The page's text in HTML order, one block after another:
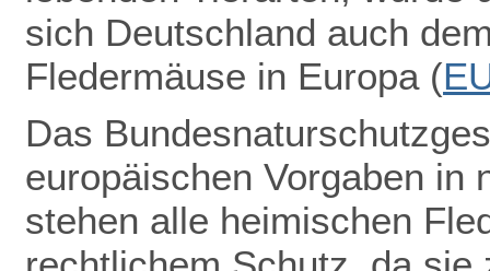
sich Deutschland auch
Fledermäuse in Europa (
Das
europäischen Vorgaben in
stehen alle heimischen